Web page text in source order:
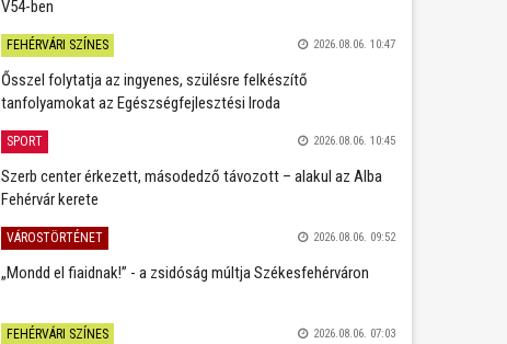
V54-ben
FEHÉRVÁRI SZÍNES 2026.08.06. 10:47
Ősszel folytatja az ingyenes, szülésre felkészítő
tanfolyamokat az Egészségfejlesztési Iroda
SPORT 2026.08.06. 10:45
Szerb center érkezett, másodedző távozott – alakul az Alba
Fehérvár kerete
VÁROSTÖRTÉNET 2026.08.06. 09:52
„Mondd el fiaidnak!” - a zsidóság múltja Székesfehérváron
FEHÉRVÁRI SZÍNES 2026.08.06. 07:03